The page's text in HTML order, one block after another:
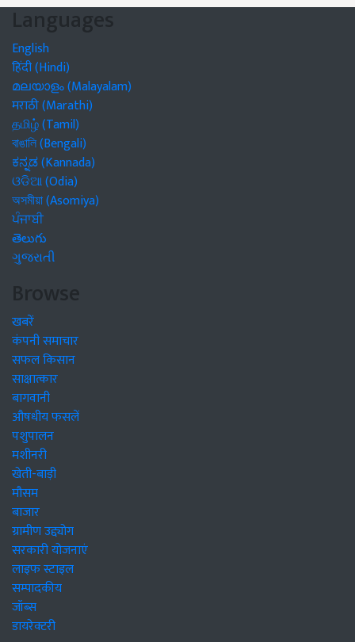
Languages
English
हिंदी (Hindi)
മലയാളം (Malayalam)
मराठी (Marathi)
தமிழ் (Tamil)
বাঙালি (Bengali)
ಕನ್ನಡ (Kannada)
ଓଡିଆ (Odia)
অসমীয়া (Asomiya)
ਪੰਜਾਬੀ
తెలుగు
ગુજરાતી
Browse
खबरें
कंपनी समाचार
सफल किसान
साक्षात्कार
बागवानी
औषधीय फसलें
पशुपालन
मशीनरी
खेती-बाड़ी
मौसम
बाजार
ग्रामीण उद्द्योग
सरकारी योजनाएं
लाइफ स्टाइल
सम्पादकीय
जॉब्स
डायरेक्टरी